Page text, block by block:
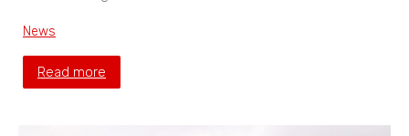
News
Read more